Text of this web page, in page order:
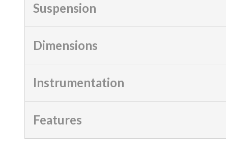
Suspension
Dimensions
Instrumentation
Features